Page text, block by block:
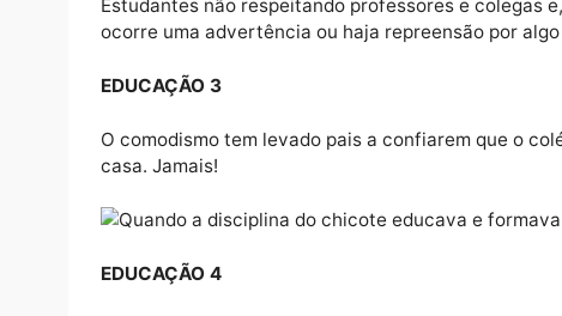
Divulgação
lá estava eu fazendo “arte” ou aprontando
EDUCAÇÃO
O fato de mudar a estratégia de penalidade